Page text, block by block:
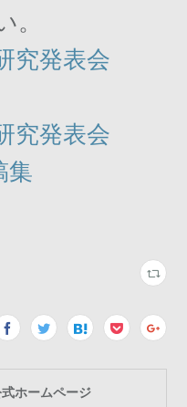
究発表会
究発表会
集
ホームページ